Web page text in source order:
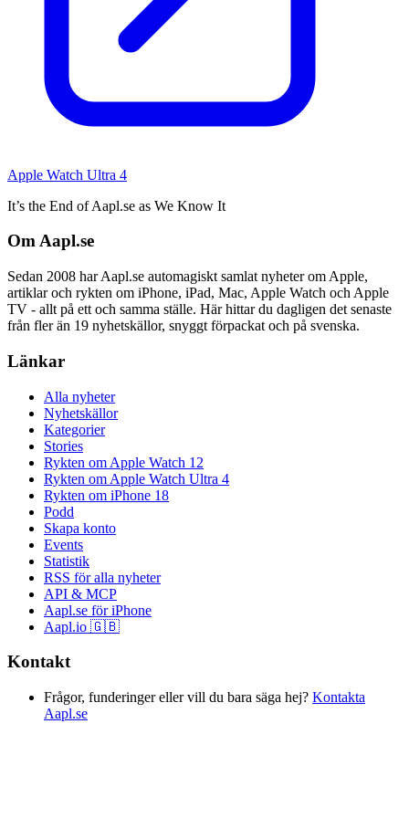
Apple Watch Ultra 4
It’s the End of Aapl.se as We Know It
Om Aapl.se
Sedan 2008 har Aapl.se automagiskt samlat nyheter om Apple,
artiklar och rykten om iPhone, iPad, Mac, Apple Watch och Apple
TV - allt på ett och samma ställe. Här hittar du dagligen det senaste
från fler än 19 nyhetskällor, snyggt förpackat och på svenska.
Länkar
Alla nyheter
Nyhetskällor
Kategorier
Stories
Rykten om Apple Watch 12
Rykten om Apple Watch Ultra 4
Rykten om iPhone 18
Podd
Skapa konto
Events
Statistik
RSS för alla nyheter
API & MCP
Aapl.se för iPhone
Aapl.io 🇬🇧
Kontakt
Frågor, funderinger eller vill du bara säga hej? Kontakta
Aapl.se